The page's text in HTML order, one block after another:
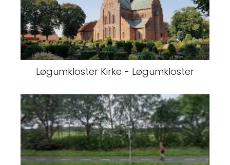
Løgumkloster Kirke - Løgumkloster